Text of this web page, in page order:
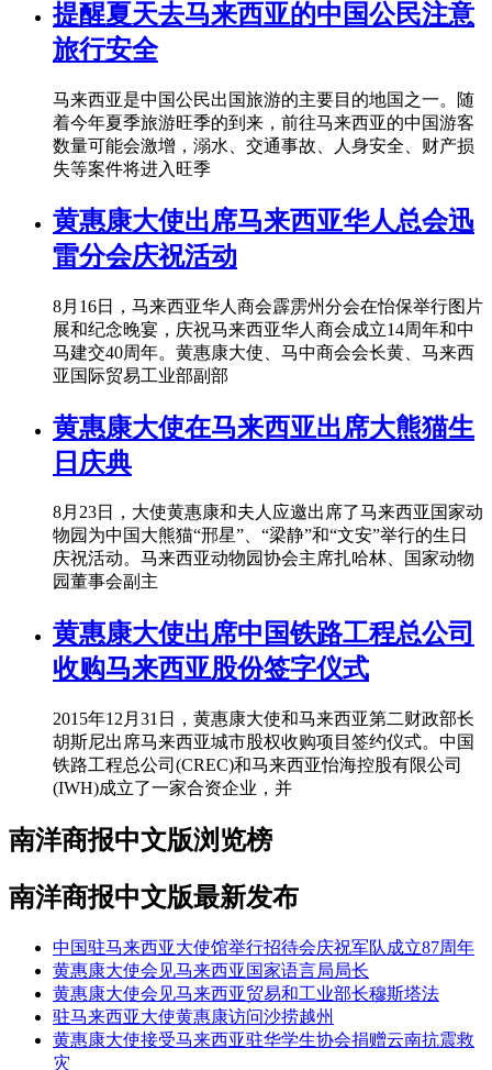
提醒夏天去马来西亚的中国公民注意
旅行安全
马来西亚是中国公民出国旅游的主要目的地国之一。随
着今年夏季旅游旺季的到来，前往马来西亚的中国游客
数量可能会激增，溺水、交通事故、人身安全、财产损
失等案件将进入旺季
黄惠康大使出席马来西亚华人总会迅
雷分会庆祝活动
8月16日，马来西亚华人商会霹雳州分会在怡保举行图片
展和纪念晚宴，庆祝马来西亚华人商会成立14周年和中
马建交40周年。黄惠康大使、马中商会会长黄、马来西
亚国际贸易工业部副部
黄惠康大使在马来西亚出席大熊猫生
日庆典
8月23日，大使黄惠康和夫人应邀出席了马来西亚国家动
物园为中国大熊猫“邢星”、“梁静”和“文安”举行的生日
庆祝活动。马来西亚动物园协会主席扎哈林、国家动物
园董事会副主
黄惠康大使出席中国铁路工程总公司
收购马来西亚股份签字仪式
2015年12月31日，黄惠康大使和马来西亚第二财政部长
胡斯尼出席马来西亚城市股权收购项目签约仪式。中国
铁路工程总公司(CREC)和马来西亚怡海控股有限公司
(IWH)成立了一家合资企业，并
南洋商报中文版浏览榜
南洋商报中文版最新发布
中国驻马来西亚大使馆举行招待会庆祝军队成立87周年
黄惠康大使会见马来西亚国家语言局局长
黄惠康大使会见马来西亚贸易和工业部长穆斯塔法
驻马来西亚大使黄惠康访问沙捞越州
黄惠康大使接受马来西亚驻华学生协会捐赠云南抗震救
灾